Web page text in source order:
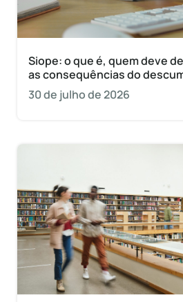
Siope: o que é, quem deve
as consequências do
30 de julho de 2026